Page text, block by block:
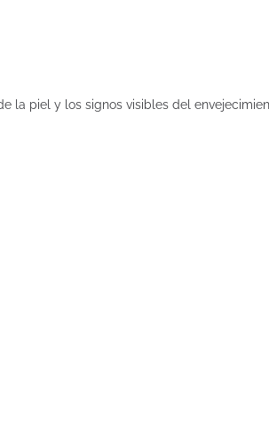
la piel y los signos visibles del